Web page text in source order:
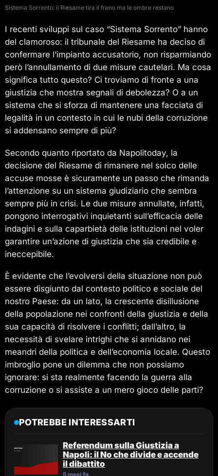
Sistema Sorrento: il Riesame tira il freno ma le ombre restano
I recenti sviluppi sul caso “Sistema Sorrento” hanno
del clamoroso: il tribunale del Riesame ha deciso di
confermare l’impianto accusatorio, non risparmiando
però l’annullamento di due misure cautelari. Ma cosa
significa tutto questo? Ci troviamo di fronte a una
giustizia che mostra segnali di debolezza? O a un
sistema che si sforza di mantenere una facciata di
legalità in un contesto in cui le nubi della corruzione
si addensano sempre di più?
Secondo quanto riportato da Napolitoday, la
decisione del Riesame di rimanere nel solco delle
accuse mosse è sicuramente un passo che rimanda
l’attenzione su un sistema giudiziario che sembra
sempre più in crisi. Le due misure annullate, infatti,
pongono interrogativi inquietanti sull’efficacia delle
indagini e sulla caparbietà delle istituzioni nel voler
garantire un’azione di giustizia che sia credibile e
ineccepibile.
È evidente che l’evolversi della situazione non può
essere disgiunto dal contesto politico e sociale del
nostro Paese: da un lato, la crescente disillusione
della popolazione nei confronti della giustizia e della
sua capacità di risolvere i conflitti; dall’altro, la
necessità di svelare intrighi che si annidano nei
meandri della politica e dell’economia locale. Questo
imbroglio pone un dilemma che non possiamo
ignorare: si sta realmente facendo la guerra alla
corruzione o si assiste a un mero gioco delle parti?
POTREBBE INTERESSARTI
Referendum sulla Giustizia a
Napoli: il No che divide e accende
il dibattito
5 mesi fa